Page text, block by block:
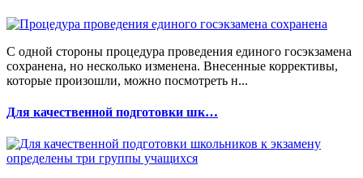
С одной стороны процедура проведения единого госэкзамена
сохранена, но несколько изменена. Внесенные коррективы,
которые произошли, можно посмотреть н...
Для качественной подготовки шк…